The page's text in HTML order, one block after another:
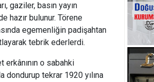
gaziler, basın yayın
hazır bulunur. Törene
egemenliğin padişahtan
tebrik ederlerdi.
erkânının o sabahki
dondurup tekrar 1920 yılına